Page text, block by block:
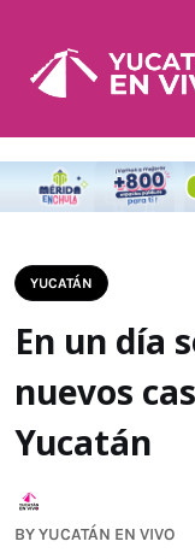
YUCATÁN
En un día
nuevos
Yucatán
BYYUCATÁN EN VIVO